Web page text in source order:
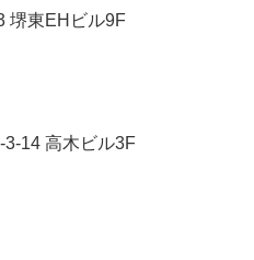
堺東EHビル9F
14 高木ビル3F